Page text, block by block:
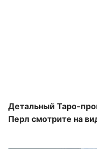
Детальный Таро-
Перл смотрите на